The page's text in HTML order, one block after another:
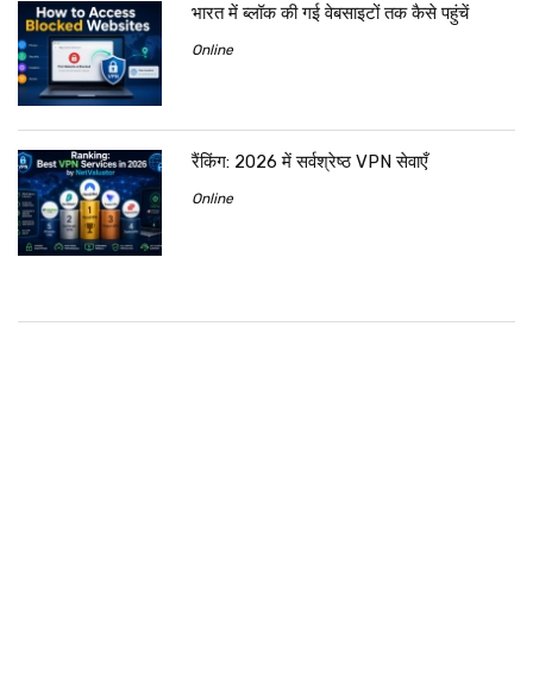
भारत में ब्लॉक की गई वेबसाइटों तक कैसे पहुंचें
Online
रैंकिंग: 2026 में सर्वश्रेष्ठ VPN सेवाएँ
Online